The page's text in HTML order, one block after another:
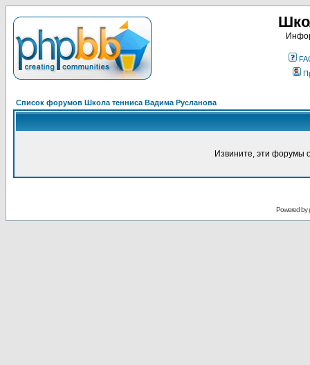
Список форумов Школа тенниса Вадима Русланова
Извините, эти форумы
Powered by